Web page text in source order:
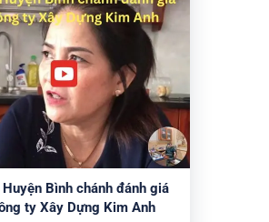
Bình chánh đánh giá
ty Xây Dựng Kim Anh